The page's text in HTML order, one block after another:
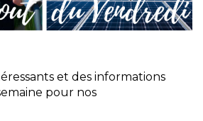
et des informations
pour nos